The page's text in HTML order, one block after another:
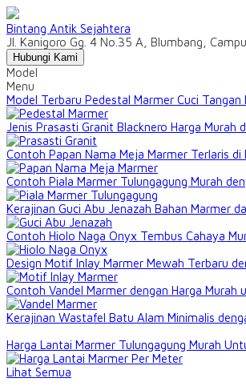
Bintang Antik Sejahtera
Jl. Kanigoro Gg. 4 No.35 A, Blumbang,
Hubungi Kami
Model
Menu
Model Terbaru Pedestal Marmer Cuci Tangan
Jenis Prasasti Granit Blacknero Harga Murah
Contoh Papan Nama Meja Marmer Terlaris di
Contoh Piala Marmer Tulungagung Murah
Kerajinan Guci Abu Jenazah Bahan Marmer
Contoh Hiolo Naga Onyx Tembus Cahaya
Design Motif Inlay Marmer Mewah Terbaru
Contoh Vandel Marmer dengan Harga Murah
Kerajinan Wastafel Batu Alam Minimalis
Harga Lantai Marmer Tulungagung Murah
Lihat Semua